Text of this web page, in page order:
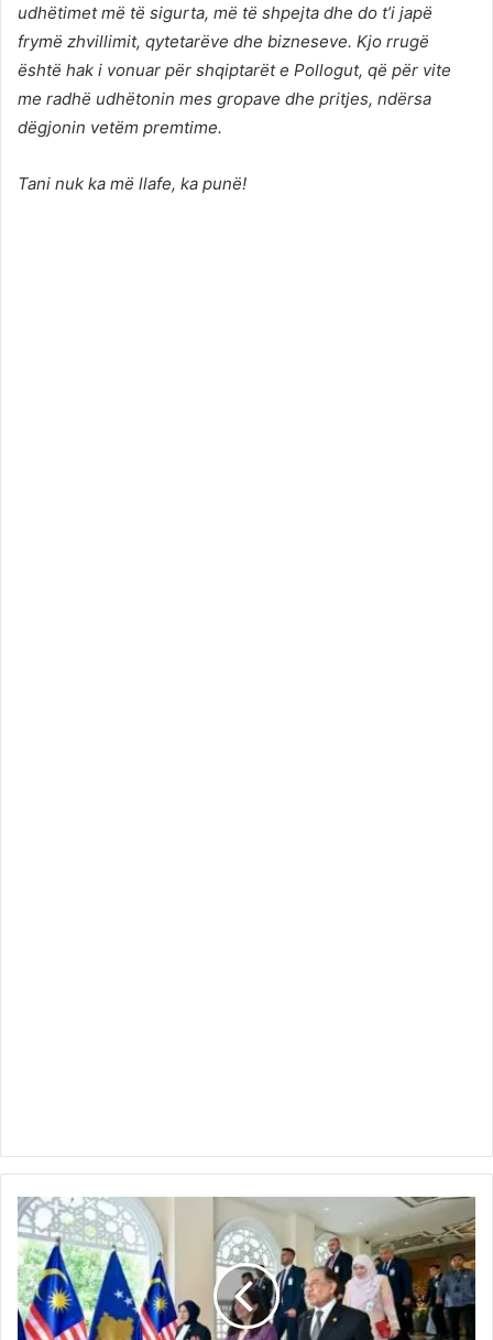
udhëtimet më të sigurta, më të shpejta dhe do t’i japë
frymë zhvillimit, qytetarëve dhe bizneseve. Kjo rrugë
është hak i vonuar për shqiptarët e Pollogut, që për vite
me radhë udhëtonin mes gropave dhe pritjes, ndërsa
dëgjonin vetëm premtime.
Tani nuk ka më llafe, ka punë!